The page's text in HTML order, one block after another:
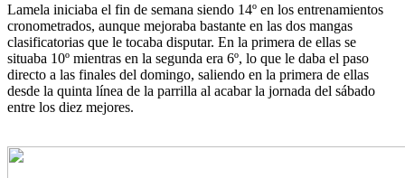
Lamela iniciaba el fin de semana siendo 14º en los entrenamientos
cronometrados, aunque mejoraba bastante en las dos mangas
clasificatorias que le tocaba disputar. En la primera de ellas se
situaba 10º mientras en la segunda era 6º, lo que le daba el paso
directo a las finales del domingo, saliendo en la primera de ellas
desde la quinta línea de la parrilla al acabar la jornada del sábado
entre los diez mejores.